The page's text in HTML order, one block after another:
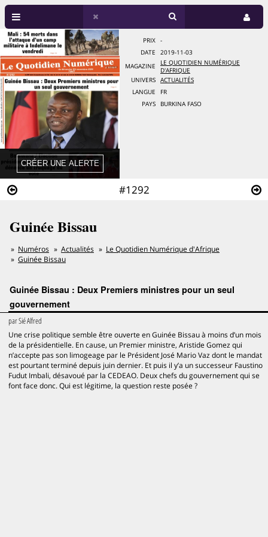
#1292
PRIX
-
DATE
2019-11-03
MAGAZINE
LE QUOTIDIEN NUMÉRIQUE
D'AFRIQUE
UNIVERS
ACTUALITÉS
LANGUE
FR
PAYS
BURKINA FASO
Guinée Bissau
Numéros Actualités
Le Quotidien Numérique d'Afrique
Guinée Bissau
Guinée Bissau : Deux Premiers ministres pour un seul
gouvernement
parSié Alfred
Une crise politique semble être ouverte en Guinée Bissau à moins d’un mois
de la présidentielle. En cause, un Premier ministre, Aristide Gomez qui
n’accepte pas son limogeage par le Président José Mario Vaz dont le mandat
est pourtant terminé depuis juin dernier. Et puis il y’a un successeur Faustino
Fudut Imbali, désavoué par la CEDEAO. Deux chefs du gouvernement qui se
font face donc. Qui est légitime, la question reste posée ?